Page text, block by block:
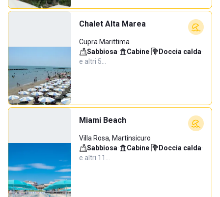
Chalet Alta Marea
Cupra Marittima
Sabbiosa· Cabine· Doccia calda·
e altri 5…
Miami Beach
Villa Rosa, Martinsicuro
Sabbiosa· Cabine· Doccia calda·
e altri 11…